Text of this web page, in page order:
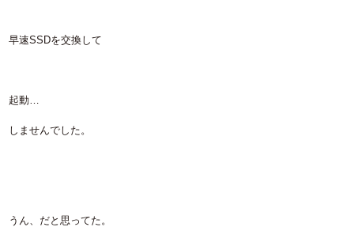
早速SSDを交換して
起動…
しませんでした。
うん、だと思ってた。